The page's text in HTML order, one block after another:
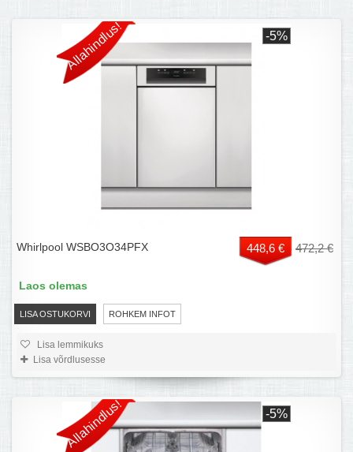
Allahindlus! -5%
Whirlpool WSBO3O34PFX 448,6 € 472,2 €
LISA OSTUKORVI ROHKEM INFOT
Laos olemas
Lisa lemmikuks
Lisa võrdlusesse
Allahindlus! -5%